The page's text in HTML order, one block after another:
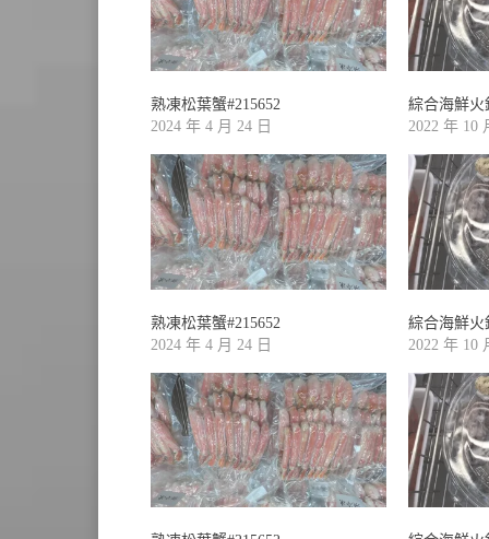
熟凍松葉蟹#215652
2024 年 4 月 24 日
綜合海鮮火
2022 年 10
熟凍松葉蟹#215652
2024 年 4 月 24 日
綜合海鮮火
2022 年 10